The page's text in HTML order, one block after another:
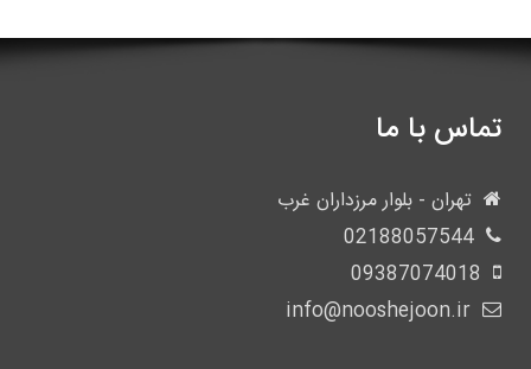
تماس با ما
تهران - بلوار مرزداران غرب
02188057544
09387074018
info@nooshejoon.ir